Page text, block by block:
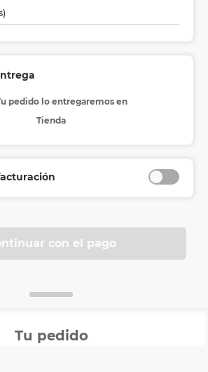
pedido lo entregaremos en
Tienda
Tu pedido